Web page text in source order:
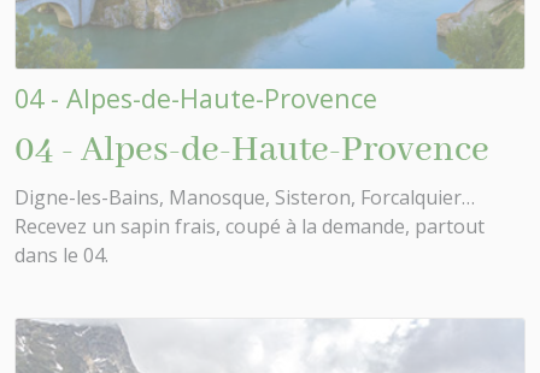
04 - Alpes-de-Haute-Provence
04 - Alpes-de-Haute-Provence
Digne-les-Bains, Manosque, Sisteron, Forcalquier…
Recevez un sapin frais, coupé à la demande, partout
dans le 04.